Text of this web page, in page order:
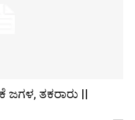
ಜಗಳ, ತಕರಾರು ||